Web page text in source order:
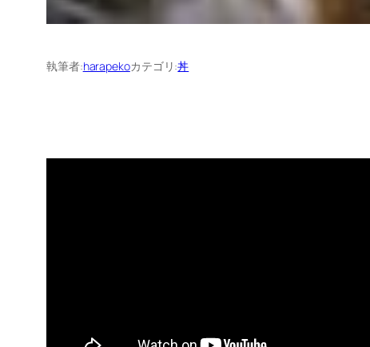
執筆者:harapekoカテゴリ:丼